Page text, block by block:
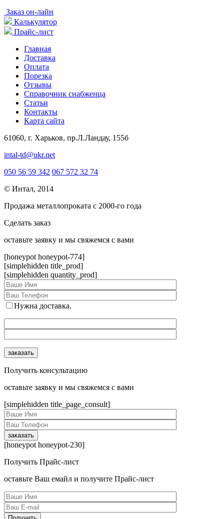
Заказ он-лайн
Калькулятор
Прайс-лист
Главная
Доставка
Оплата
Порезка
Отзывы
Справочник снабженца
Статьи
Контакты
Карта сайта
61060, г. Харьков, пр.Л.Ландау, 155б
intal-td@ukr.net
050 56 59 342 067 572 32 74
© Интал, 2014
Продажа металлопроката с 2000-го года
Сделать заказ
оcтавьте заявку и мы свяжемся с вами
[honeypot honeypot-774]
[simplehidden title_prod]
[simplehidden quantity_prod]
Нужна доставка.
Получить консультацию
оcтавьте заявку и мы свяжемся с вами
[simplehidden title_page_consult]
[honeypot honeypot-230]
Получить Прайс-лист
оcтавьте Ваш емайл и получите Прайс-лист